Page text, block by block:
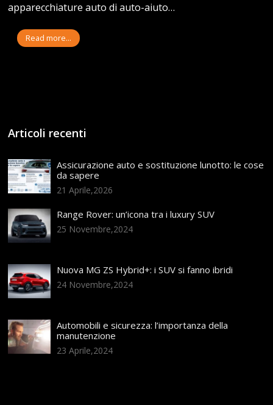
apparecchiature auto di auto-aiuto…
Read more...
Articoli recenti
Assicurazione auto e sostituzione lunotto: le cose
da sapere
21 Aprile,2026
Range Rover: un’icona tra i luxury SUV
25 Novembre,2024
Nuova MG ZS Hybrid+: i SUV si fanno ibridi
24 Novembre,2024
Automobili e sicurezza: l’importanza della
manutenzione
23 Aprile,2024